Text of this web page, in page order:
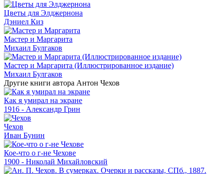
Цветы для Элджернона
Дэниел Киз
Мастер и Маргарита
Михаил Булгаков
Мастер и Маргарита (Иллюстрированное издание)
Михаил Булгаков
Другие книги автора Антон Чехов
Как я умирал на экране
1916 - Александр Грин
Чехов
Иван Бунин
Кое-что о г-не Чехове
1900 - Николай Михайловский